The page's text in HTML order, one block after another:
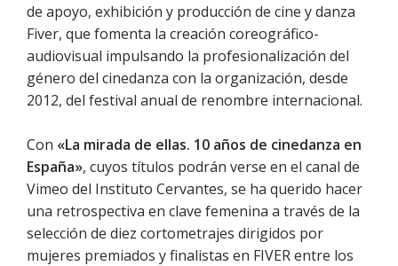
de apoyo, exhibición y producción de cine y danza
Fiver, que fomenta la creación coreográfico-
audiovisual impulsando la profesionalización del
género del cinedanza con la organización, desde
2012, del festival anual de renombre internacional.
Con «La mirada de ellas. 10 años de cinedanza en
España», cuyos títulos podrán verse en el canal de
Vimeo del Instituto Cervantes, se ha querido hacer
una retrospectiva en clave femenina a través de la
selección de diez cortometrajes dirigidos por
mujeres premiados y finalistas en FIVER entre los